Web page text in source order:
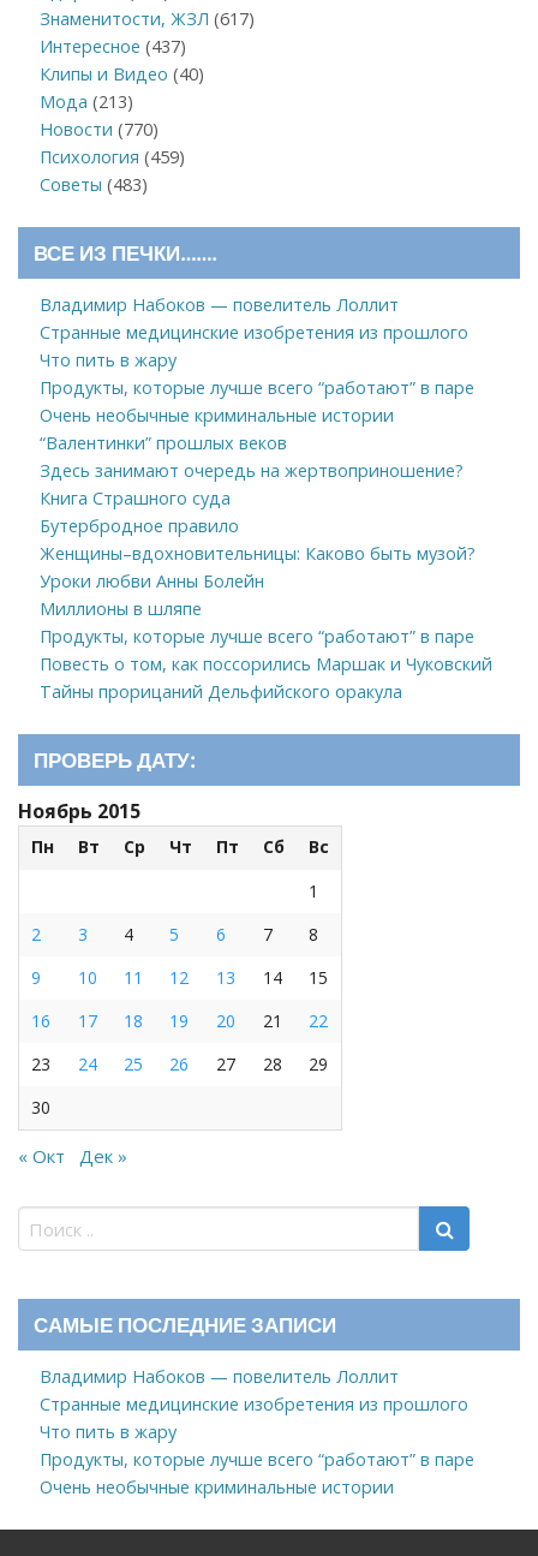
Знаменитости, ЖЗЛ (617)
Интересное (437)
Клипы и Видео (40)
Мода (213)
Новости (770)
Психология (459)
Советы (483)
ВСЕ ИЗ ПЕЧКИ…….
Владимир Набоков — повелитель Лоллит
Странные медицинские изобретения из прошлого
Что пить в жару
Продукты, которые лучше всего “работают” в паре
Очень необычные криминальные истории
“Валентинки” прошлых веков
Здесь занимают очередь на жертвоприношение?
Книга Страшного суда
Бутербродное правило
Женщины–вдохновительницы: Каково быть музой?
Уроки любви Анны Болейн
Миллионы в шляпе
Продукты, которые лучше всего “работают” в паре
Повесть о том, как поссорились Маршак и Чуковский
Тайны прорицаний Дельфийского оракула
ПРОВЕРЬ ДАТУ:
Ноябрь 2015
Пн Вт Ср Чт Пт Сб
Вс
1
2
3 4 5 6 7
8
9
10 11 12 13 14
15
16
17 18 19 20 21
22
23
24 25 26 27 28
29
30
« Окт Дек »
САМЫЕ ПОСЛЕДНИЕ ЗАПИСИ
Владимир Набоков — повелитель Лоллит
Странные медицинские изобретения из прошлого
Что пить в жару
Продукты, которые лучше всего “работают” в паре
Очень необычные криминальные истории